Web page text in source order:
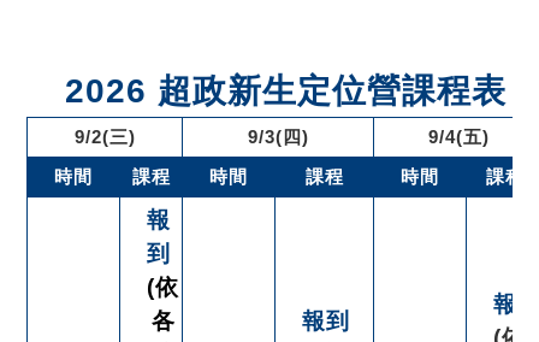
2026 超政新生定位營課程表
9/2(三) 9/3(四)
9/4(五)
時間
課程 時間 課程 時間 課程
報
到
(依
各
報到
報